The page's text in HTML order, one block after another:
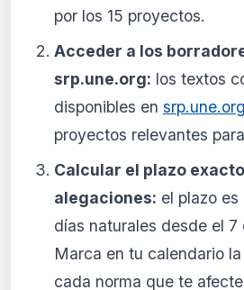
por los 15 proyectos.
Acceder a los
srp.une.org: los textos
disponibles en srp.une.org
proyectos relevantes
Calcular el plazo
alegaciones: el plazo
días naturales desde el 7
Marca en tu calendario
cada norma que te